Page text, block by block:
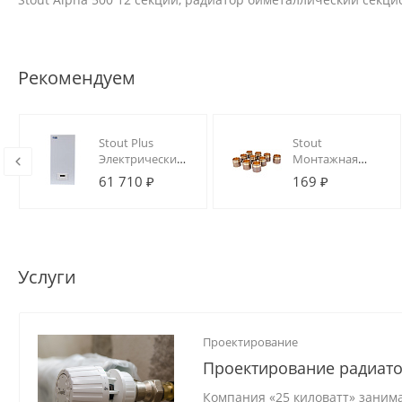
Рекомендуем
Stout Plus
Электрический
котел 9 кВт
61 710 ₽
Stout
Монтажная
гильза 25 для
труб из
169 ₽
Услуги
Проектирование
Проектирование
Компания «25 киловатт»